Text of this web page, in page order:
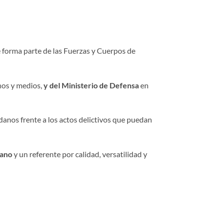
parte de las Fuerzas y Cuerpos de
y medios, y del Ministerio de Defensaen
frente a los actos delictivos que puedan
y un referente por calidad, versatilidad y